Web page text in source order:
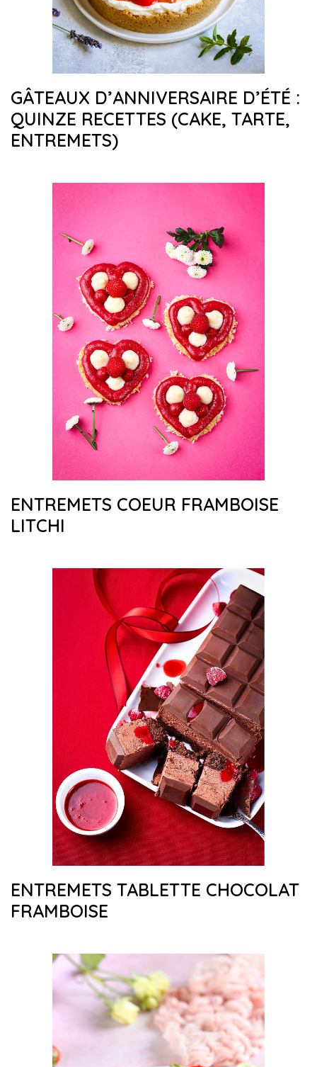
GÂTEAUX D’ANNIVERSAIRE D’ÉTÉ :
QUINZE RECETTES (CAKE, TARTE,
ENTREMETS)
ENTREMETS COEUR FRAMBOISE
LITCHI
ENTREMETS TABLETTE CHOCOLAT
FRAMBOISE